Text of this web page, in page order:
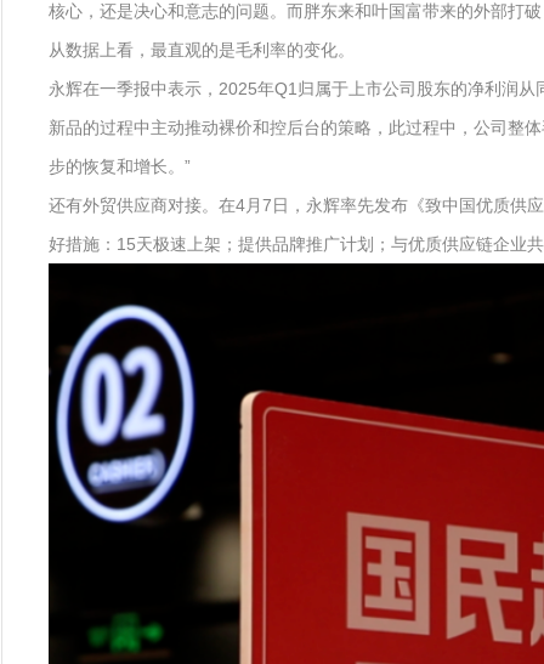
核心，还是决心和意志的问题。而胖东来和叶国富带来的外部打
从数据上看，最直观的是毛利率的变化。
永辉在一季报中表示，2025年Q1归属于上市公司股东的净利润
新品的过程中主动推动裸价和控后台的策略，此过程中，公司整
步的恢复和增长。”
还有外贸供应商对接。在4月7日，永辉率先发布《致中国优质供
好措施：15天极速上架；提供品牌推广计划；与优质供应链企业